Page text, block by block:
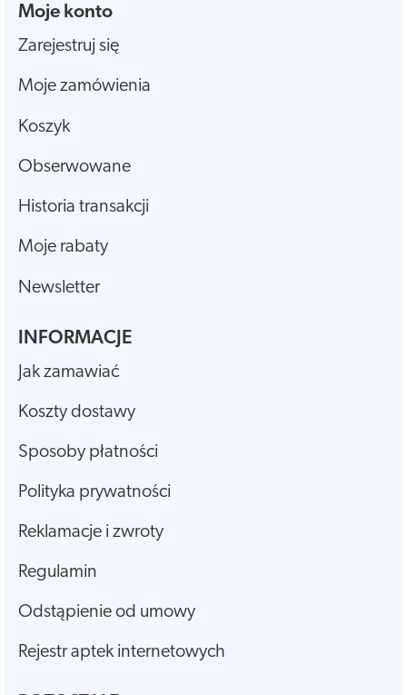
Moje konto
Zarejestruj się
Moje zamówienia
Koszyk
Obserwowane
Historia transakcji
Moje rabaty
Newsletter
INFORMACJE
Jak zamawiać
Koszty dostawy
Sposoby płatności
Polityka prywatności
Reklamacje i zwroty
Regulamin
Odstąpienie od umowy
Rejestr aptek internetowych